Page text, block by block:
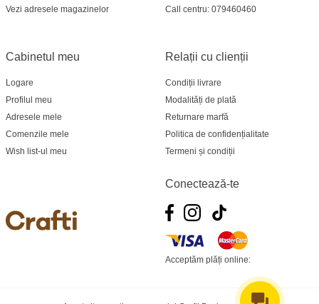
Vezi adresele magazinelor
Relații cu clienții
Condiții livrare
Modalități de plată
Returnare marfă
Politica de confidențialitate
Termeni și condiții
Cabinetul meu
Logare
Profilul meu
Adresele mele
Comenzile mele
Wish list-ul meu
Call centru: 079460460
Conectează-te
Acceptăm plăți online: